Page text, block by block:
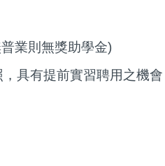
業則無獎助學金)
， 具有提前實習聘用之機